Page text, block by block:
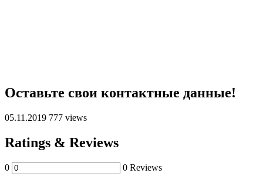
Оставьте свои контактные данные!
05.11.2019 777 views
Ratings & Reviews
0 0 Reviews